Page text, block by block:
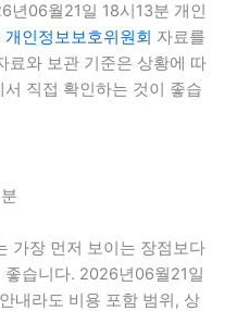
년06월21일 18시13분 개인
개인정보보호위원회 자료를
료와 보관 기준은 상황에 따
직접 확인하는 것이 좋습
가장 먼저 보이는 장점보다
습니다. 2026년06월21일
내라도 비용 포함 범위, 상